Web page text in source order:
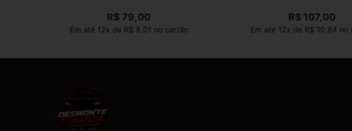
R$ 79,00
Em até 12x de R$ 8,01 no cartão
R$ 107,00
Em até 12x de R$ 10,84 no